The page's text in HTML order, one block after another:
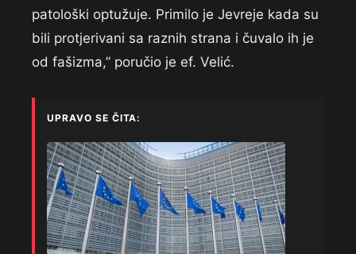
patološki optužuje. Primilo je Jevreje kada su
bili protjerivani sa raznih strana i čuvalo ih je
od fašizma,” poručio je ef. Velić.
UPRAVO SE ČITA: